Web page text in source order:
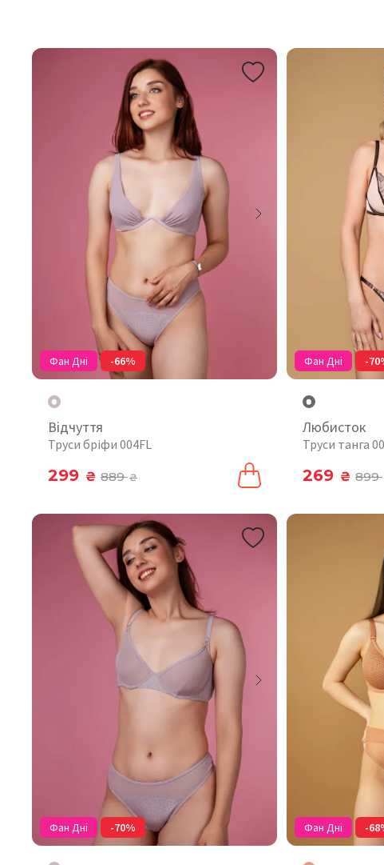
Фан Дні -66%
Відчуття
Труси бріфи 004FL
299 ₴ 889₴
Фан Дні -
Любисток
Труси танга
269 ₴ 899
Фан Дні -70% Фан Дні -